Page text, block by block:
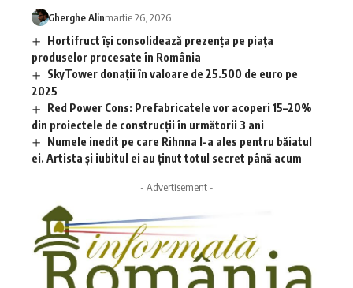
Gherghe Alinmartie 26, 2026
Hortifruct își consolidează prezența pe piața
produselor procesate în România
SkyTower donații în valoare de 25.500 de euro pe
2025
Red Power Cons: Prefabricatele vor acoperi 15–20%
din proiectele de construcții în următorii 3 ani
Numele inedit pe care Rihnna l-a ales pentru băiatul
ei. Artista și iubitul ei au ținut totul secret până acum
- Advertisement -